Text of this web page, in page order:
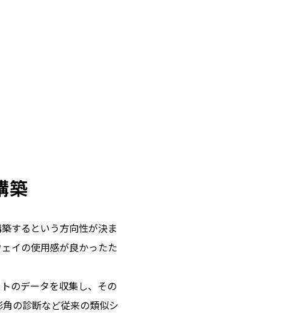
築
するという方向性が決ま
イの使用感が良かったた
のデータを収集し、その
の診断など従来の類似シ